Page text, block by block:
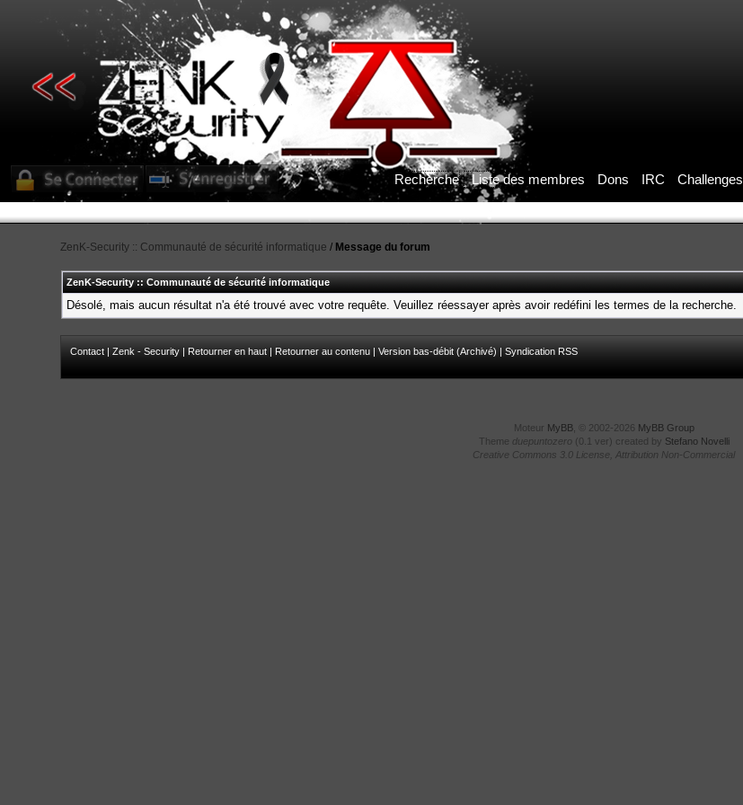
Recherche Liste des membres Dons IRC Challenges
ZenK-Security :: Communauté de sécurité informatique / Message du forum
ZenK-Security :: Communauté de sécurité informatique
Désolé, mais aucun résultat n'a été trouvé avec votre requête. Veuillez réessayer après avoir redéfini les termes de la recherche.
Contact |Zenk - Security | Retourner en haut | Retourner au contenu |Version bas-débit (Archivé) |Syndication RSS
Moteur MyBB, © 2002-2026 MyBB Group
Theme duepuntozero (0.1 ver) created by Stefano Novelli
Creative Commons 3.0 License, Attribution Non-Commercial